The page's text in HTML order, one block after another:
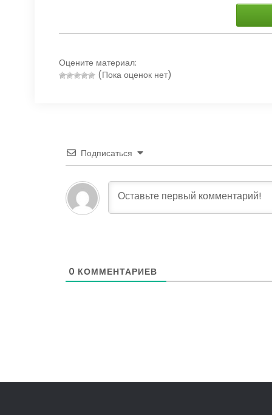
Оцените материал:
(Пока оценок нет)
Подписаться
0 КОММЕНТАРИЕВ